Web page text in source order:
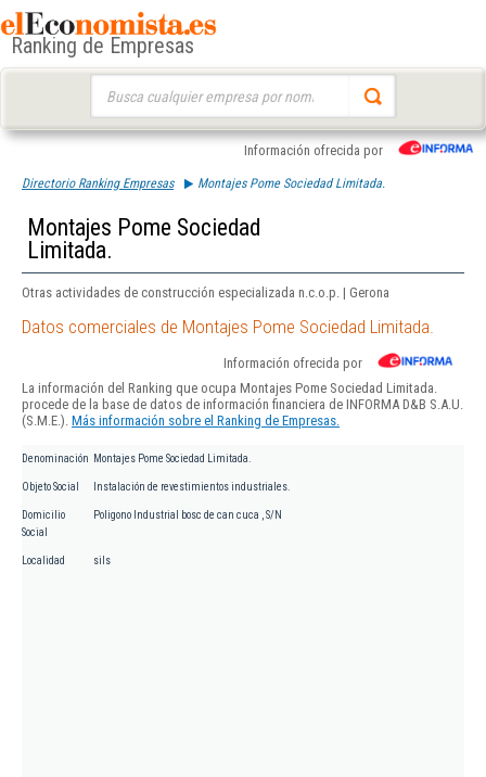
Ranking de Empresas
Información ofrecida por
Directorio Ranking Empresas Montajes Pome Sociedad Limitada.
Montajes Pome Sociedad
Limitada.
Otras actividades de construcción especializada n.c.o.p. | Gerona
Datos comerciales de Montajes Pome Sociedad Limitada.
Información ofrecida por
La información del Ranking que ocupa Montajes Pome Sociedad Limitada.
procede de la base de datos de información financiera de INFORMA D&B S.A.U.
(S.M.E.). Más información sobre el Ranking de Empresas.
Denominación Montajes Pome Sociedad Limitada.
Objeto Social Instalación de revestimientos industriales.
Domicilio
Social
Poligono Industrial bosc de can cuca , S/N
Localidad sils